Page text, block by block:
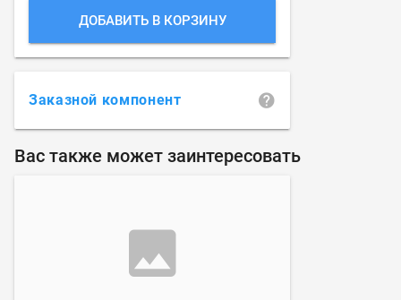
ДОБАВИТЬ В КОРЗИНУ
Заказной компонент
Вас также может заинтересовать